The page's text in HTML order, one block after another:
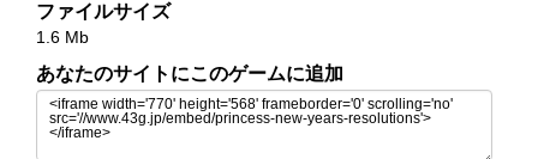
ファイルサイズ
1.6 Mb
あなたのサイトにこのゲームに追加